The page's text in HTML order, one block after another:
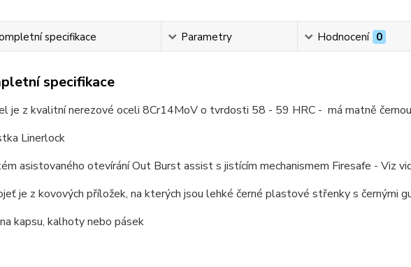
specifikace Parametry Hodnocení 0
specifikace
je z kvalitní nerezové oceli 8Cr14MoV o tvrdosti 58 - 59 HRC - má matně
Linerlock
asistovaného otevírání Out Burst assist s jistícím mechanismem Firesafe - Viz
je z kovových příložek, na kterých jsou lehké černé plastové střenky s černými
kapsu, kalhoty nebo pásek